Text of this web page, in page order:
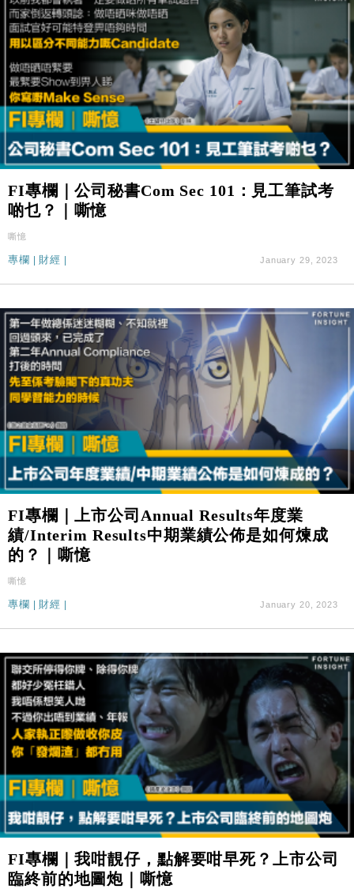
FI專欄｜公司秘書Com Sec 101：見工筆試考
啲乜？｜嘶憶
嘶憶
專欄 財經 January 29, 2023
FI專欄｜上市公司Annual Results年度業
績/Interim Results中期業績公佈是如何煉成
的？｜嘶憶
嘶憶
專欄 | 財經 | January 20, 2023
FI專欄｜我咁靚仔，點解要咁早死？上市公司
臨終前的地圖炮｜嘶憶